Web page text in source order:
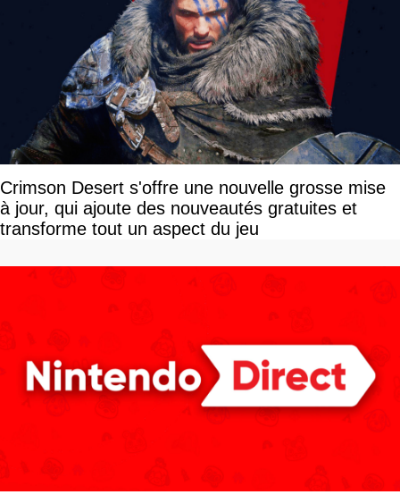
Crimson Desert s'offre une nouvelle grosse mise
à jour, qui ajoute des nouveautés gratuites et
transforme tout un aspect du jeu